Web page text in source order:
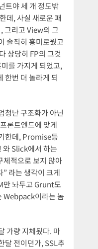
트야 세 개 정도밖
데, 사실 새로운 패
그리고 View의 그
솔직히 흥미로웠고
상당히 FP의 그것
를 가지게 되었고,
한번 더 놀라게 되
청난 구조화가 아닌
론트엔드에 맞게
한데, Promise등
와 Slick에서 하는
체적으로 보지 않아
라는 생각이 크게
놔두고 Grunt도
Webpack이라는 놈
가량 지체됬다. 마
달 전이던가, SSL추